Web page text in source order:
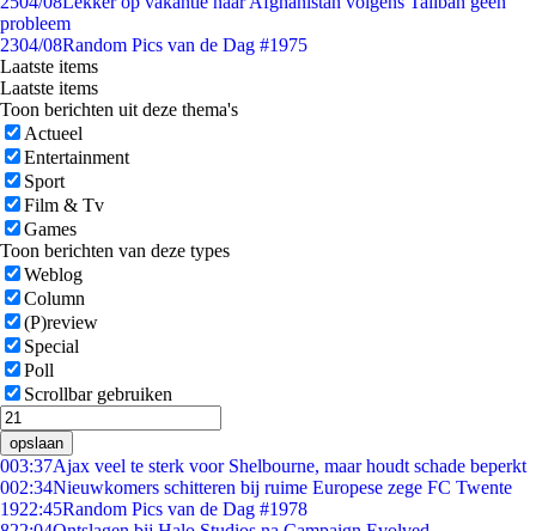
probleem
2304/08Random Pics van de Dag #1975
Laatste items
Laatste items
Toon berichten uit deze thema's
Actueel
Entertainment
Sport
Film & Tv
Games
Toon berichten van deze types
Weblog
Column
(P)review
Special
Poll
Scrollbar gebruiken
opslaan
003:37Ajax veel te sterk voor Shelbourne, maar houdt schade beperkt
002:34Nieuwkomers schitteren bij ruime Europese zege FC Twente
1922:45Random Pics van de Dag #1978